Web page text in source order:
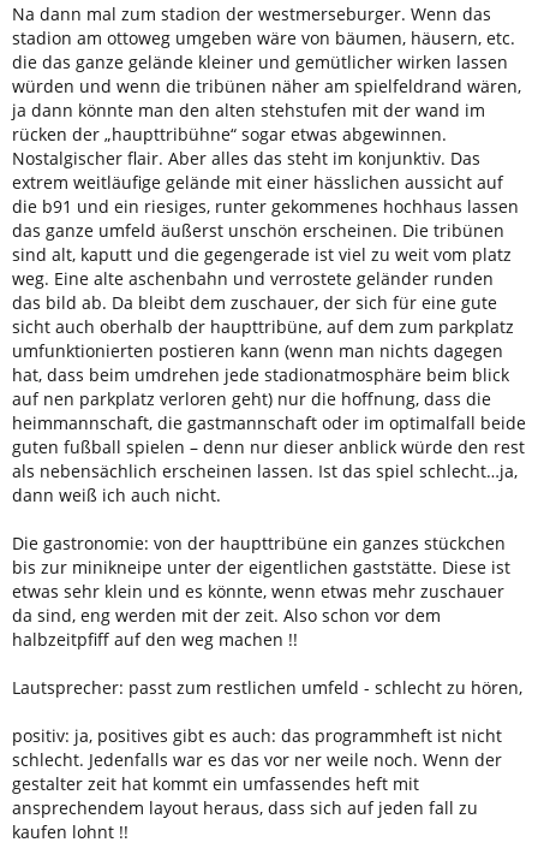
Na dann mal zum stadion der westmerseburger. Wenn das
stadion am ottoweg umgeben wäre von bäumen, häusern, etc.
die das ganze gelände kleiner und gemütlicher wirken lassen
würden und wenn die tribünen näher am spielfeldrand wären,
ja dann könnte man den alten stehstufen mit der wand im
rücken der „haupttribühne“ sogar etwas abgewinnen.
Nostalgischer flair. Aber alles das steht im konjunktiv. Das
extrem weitläufige gelände mit einer hässlichen aussicht auf
die b91 und ein riesiges, runter gekommenes hochhaus lassen
das ganze umfeld äußerst unschön erscheinen. Die tribünen
sind alt, kaputt und die gegengerade ist viel zu weit vom platz
weg. Eine alte aschenbahn und verrostete geländer runden
das bild ab. Da bleibt dem zuschauer, der sich für eine gute
sicht auch oberhalb der haupttribüne, auf dem zum parkplatz
umfunktionierten postieren kann (wenn man nichts dagegen
hat, dass beim umdrehen jede stadionatmosphäre beim blick
auf nen parkplatz verloren geht) nur die hoffnung, dass die
heimmannschaft, die gastmannschaft oder im optimalfall beide
guten fußball spielen – denn nur dieser anblick würde den rest
als nebensächlich erscheinen lassen. Ist das spiel schlecht…ja,
dann weiß ich auch nicht.
Die gastronomie: von der haupttribüne ein ganzes stückchen
bis zur minikneipe unter der eigentlichen gaststätte. Diese ist
etwas sehr klein und es könnte, wenn etwas mehr zuschauer
da sind, eng werden mit der zeit. Also schon vor dem
halbzeitpfiff auf den weg machen !!
Lautsprecher: passt zum restlichen umfeld - schlecht zu hören,
positiv: ja, positives gibt es auch: das programmheft ist nicht
schlecht. Jedenfalls war es das vor ner weile noch. Wenn der
gestalter zeit hat kommt ein umfassendes heft mit
ansprechendem layout heraus, dass sich auf jeden fall zu
kaufen lohnt !!